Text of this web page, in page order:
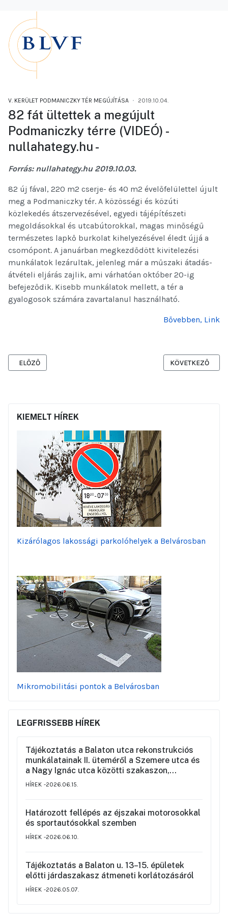
V. KERÜLET PODMANICZKY TÉR MEGÚJÍTÁSA 2019.10.04.
82 fát ültettek a megújult
Podmaniczky térre (VIDEÓ) -
nullahategy.hu -
Forrás: nullahategy.hu 2019.10.03.
82 új fával, 220 m2 cserje- és 40 m2 évelőfelülettel újult
meg a Podmaniczky tér. A közösségi és közúti
közlekedés átszervezésével, egyedi tájépítészeti
megoldásokkal és utcabútorokkal, magas minőségű
természetes lapkő burkolat kihelyezésével éledt újjá a
csomópont. A januárban megkezdődött kivitelezési
munkálatok lezárultak, jelenleg már a műszaki átadás-
átvételi eljárás zajlik, ami várhatóan október 20-ig
befejeződik. Kisebb munkálatok mellett, a tér a
gyalogosok számára zavartalanul használható.
Bővebben, Link
ELŐZŐ CIKK: ÁTADTÁK A FELÚJÍTOTT PODMANICZKY FRIGYES
ELŐZŐ KÖVETKEZŐ
KÖVETKEZŐ
KIEMELT HÍREK
Kizárólagos lakossági parkolóhelyek a Belvárosban
Mikromobilitási pontok a Belvárosban
LEGFRISSEBB HÍREK
Tájékoztatás a Balaton utca rekonstrukciós
munkálatainak II. üteméről a Szemere utca és
a Nagy Ignác utca közötti szakaszon,
valamint a környék ideiglenes forgalmi
HÍREK 2026.06.15.
Határozott fellépés az éjszakai motorosokkal
és sportautósokkal szemben
HÍREK 2026.06.10.
Tájékoztatás a Balaton u. 13–15. épületek
előtti járdaszakasz átmeneti korlátozásáról
HÍREK 2026.05.07.